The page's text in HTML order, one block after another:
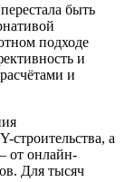
быть
подходе
и
и
строительства, а
от онлайн-
Для тысяч